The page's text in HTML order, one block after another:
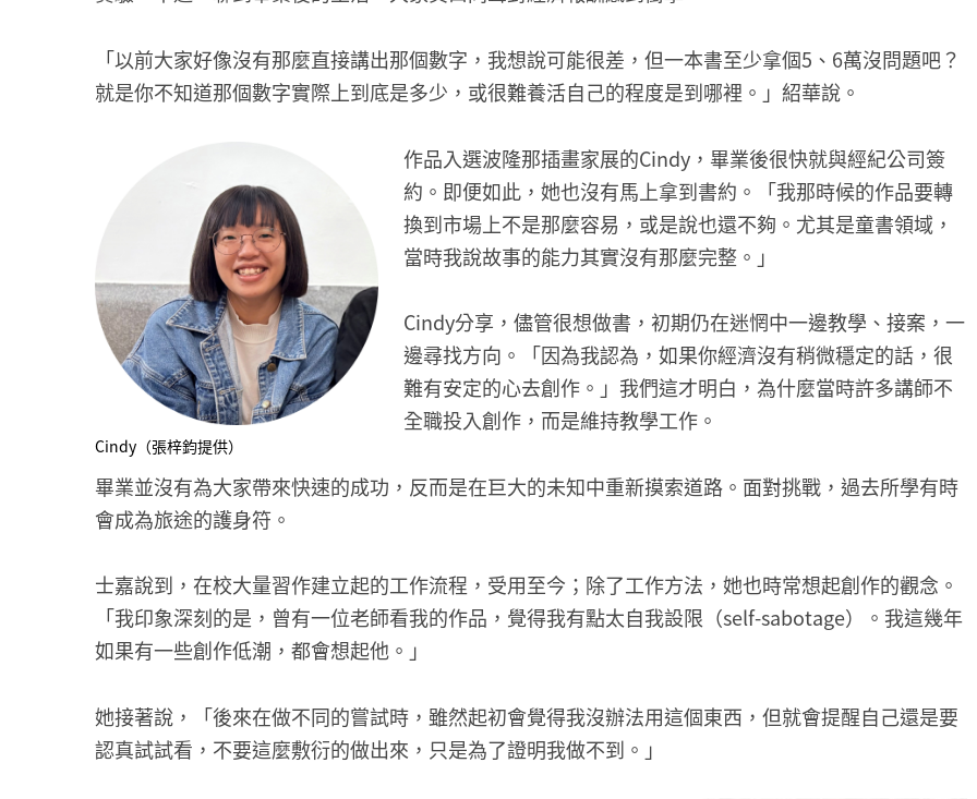
「以前大家好像沒有那麼直接講出那個數字，我想說可能很差，但一本書至少拿個5、6萬沒問題吧？
就是你不知道那個數字實際上到底是多少，或很難養活自己的程度是到哪裡。」紹華說。
Cindy（張梓鈞提供）
作品入選波隆那插畫家展的Cindy，畢業後很快就與經紀公司簽
約。即便如此，她也沒有馬上拿到書約。「我那時候的作品要轉
換到市場上不是那麼容易，或是說也還不夠。尤其是童書領域，
當時我說故事的能力其實沒有那麼完整。」
Cindy分享，儘管很想做書，初期仍在迷惘中一邊教學、接案，一
邊尋找方向。「因為我認為，如果你經濟沒有稍微穩定的話，很
難有安定的心去創作。」我們這才明白，為什麼當時許多講師不
全職投入創作，而是維持教學工作。
畢業並沒有為大家帶來快速的成功，反而是在巨大的未知中重新摸索道路。面對挑戰，過去所學有時
會成為旅途的護身符。
士嘉說到，在校大量習作建立起的工作流程，受用至今；除了工作方法，她也時常想起創作的觀念。
「我印象深刻的是，曾有一位老師看我的作品，覺得我有點太自我設限（self-sabotage）。我這幾年
如果有一些創作低潮，都會想起他。」
她接著說，「後來在做不同的嘗試時，雖然起初會覺得我沒辦法用這個東西，但就會提醒自己還是要
認真試試看，不要這麼敷衍的做出來，只是為了證明我做不到。」